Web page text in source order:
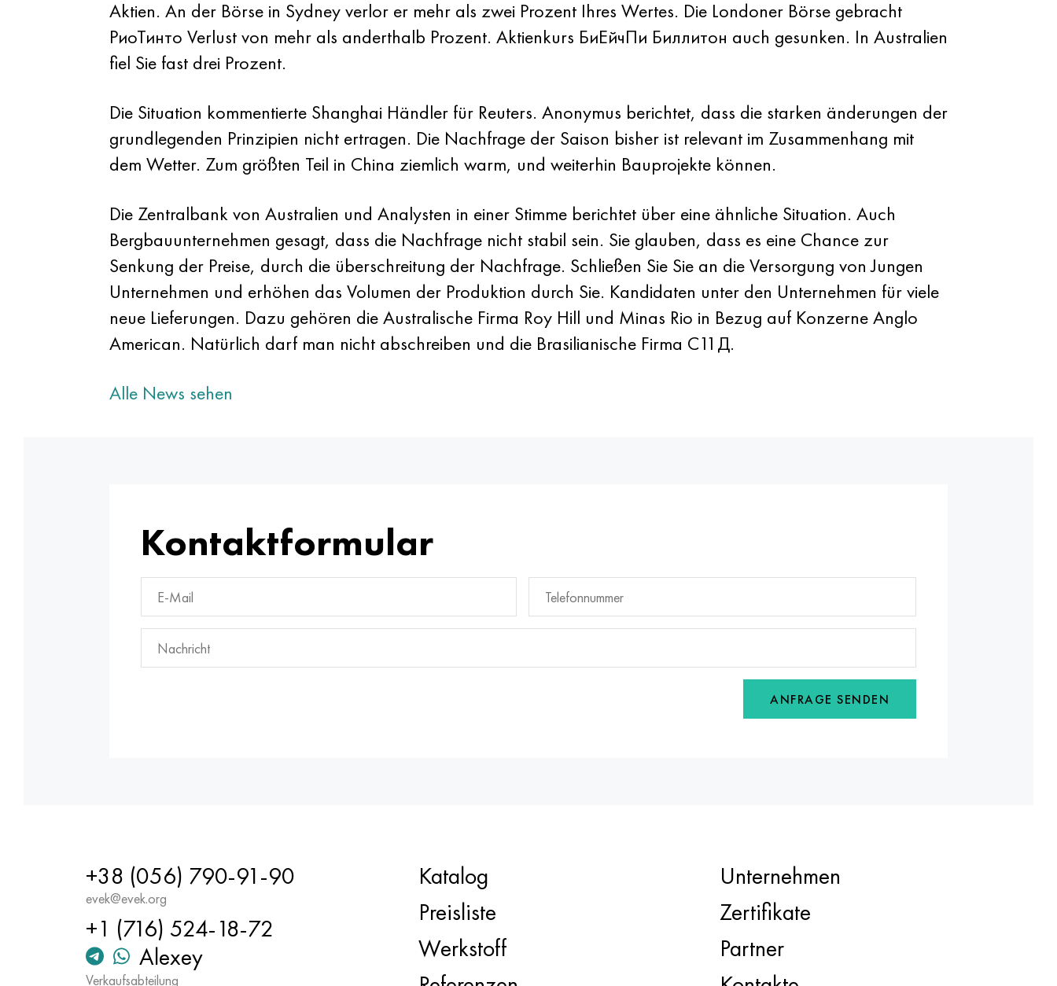
Aktien. An der Börse in Sydney verlor er mehr als zwei Prozent Ihres Wertes. Die Londoner Börse gebracht
РиоТинто Verlust von mehr als anderthalb Prozent. Aktienkurs БиЕйчПи Биллитон auch gesunken. In Australien
fiel Sie fast drei Prozent.
Die Situation kommentierte Shanghai Händler für Reuters. Anonymus berichtet, dass die starken änderungen der
grundlegenden Prinzipien nicht ertragen. Die Nachfrage der Saison bisher ist relevant im Zusammenhang mit
dem Wetter. Zum größten Teil in China ziemlich warm, und weiterhin Bauprojekte können.
Die Zentralbank von Australien und Analysten in einer Stimme berichtet über eine ähnliche Situation. Auch
Bergbauunternehmen gesagt, dass die Nachfrage nicht stabil sein. Sie glauben, dass es eine Chance zur
Senkung der Preise, durch die überschreitung der Nachfrage. Schließen Sie Sie an die Versorgung von Jungen
Unternehmen und erhöhen das Volumen der Produktion durch Sie. Kandidaten unter den Unternehmen für viele
neue Lieferungen. Dazu gehören die Australische Firma Roy Hill und Minas Rio in Bezug auf Konzerne Anglo
American. Natürlich darf man nicht abschreiben und die Brasilianische Firma С11Д.
Alle News sehen
Kontaktformular
ANFRAGE SENDEN
+38 (056) 790-91-90
evek@evek.org
+1 (716) 524-18-72
Alexey
Verkaufsabteilung
Katalog
Preisliste
Werkstoff
Unternehmen
Zertifikate
Partner